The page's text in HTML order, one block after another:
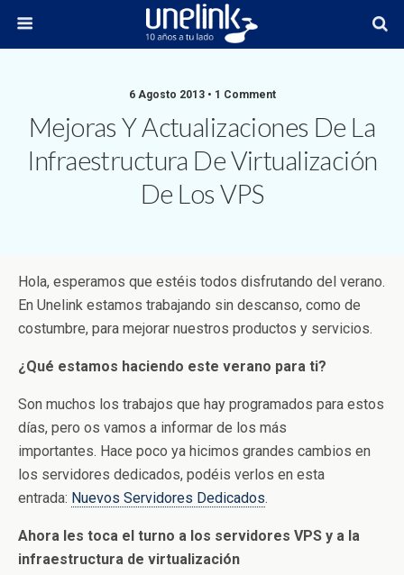
6 Agosto 2013 • 1 Comment
Mejoras Y Actualizaciones De La
Infraestructura De Virtualización
De Los VPS
Hola, esperamos que estéis todos disfrutando del verano.
En Unelink estamos trabajando sin descanso, como de
costumbre, para mejorar nuestros productos y servicios.
¿Qué estamos haciendo este verano para ti?
Son muchos los trabajos que hay programados para estos
días, pero os vamos a informar de los más
importantes. Hace poco ya hicimos grandes cambios en
los servidores dedicados, podéis verlos en esta
entrada: Nuevos Servidores Dedicados.
Ahora les toca el turno a los servidores VPS y a la
infraestructura de virtualización